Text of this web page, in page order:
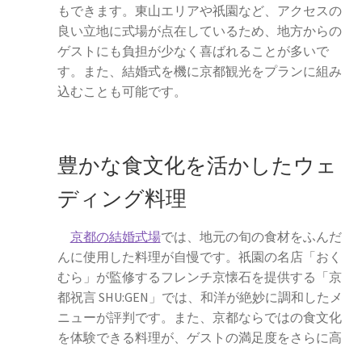
ウェディング京都の魅力。挙式も前撮りも！もっと楽し
くなるアイデア集
もできます。東山エリアや祇園など、アクセスの
良い立地に式場が点在しているため、地方からの
ゲストにも負担が少なく喜ばれることが多いで
す。また、結婚式を機に京都観光をプランに組み
込むことも可能です。
豊かな食文化を活かしたウェ
ディング料理
京都の結婚式場では、地元の旬の食材をふんだ
んに使用した料理が自慢です。祇園の名店「おく
むら」が監修するフレンチ京懐石を提供する「京
都祝言 SHU:GEN」では、和洋が絶妙に調和したメ
ニューが評判です。また、京都ならではの食文化
を体験できる料理が、ゲストの満足度をさらに高